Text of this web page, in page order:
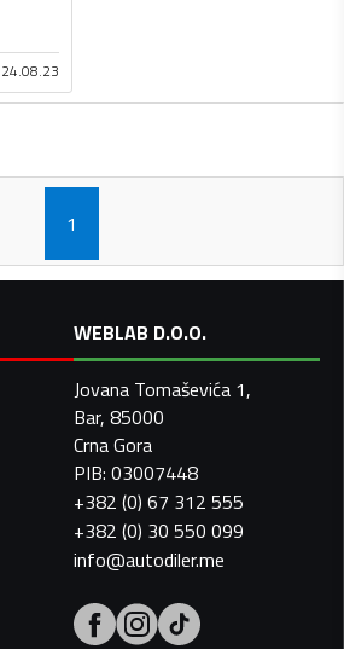
24.08.23
1
WEBLAB D.O.O.
Jovana Tomaševića 1,
Bar, 85000
Crna Gora
PIB: 03007448
+382 (0) 67 312 555
+382 (0) 30 550 099
info@autodiler.me